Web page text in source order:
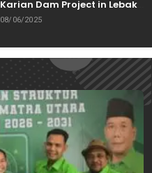
Karian Dam Project in Lebak,
Banten
08/06/2025